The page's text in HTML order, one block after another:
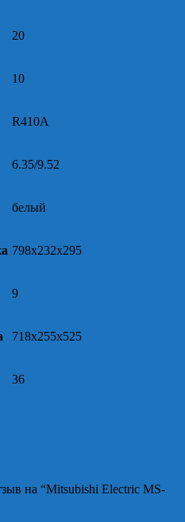
20
10
R410A
6.35/9.52
белый
798x232x295
9
718x255x525
36
на “Mitsubishi Electric MS-